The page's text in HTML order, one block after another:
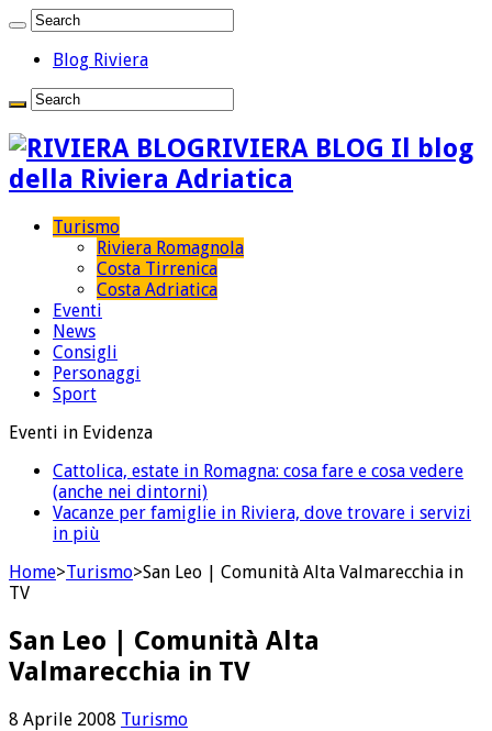
Blog Riviera
RIVIERA BLOG Il blog
della Riviera Adriatica
Turismo
Riviera Romagnola
Costa Tirrenica
Costa Adriatica
Eventi
News
Consigli
Personaggi
Sport
Eventi in Evidenza
Cattolica, estate in Romagna: cosa fare e cosa vedere
(anche nei dintorni)
Vacanze per famiglie in Riviera, dove trovare i servizi
in più
Home>Turismo>San Leo | Comunità Alta Valmarecchia in
TV
San Leo | Comunità Alta
Valmarecchia in TV
8 Aprile 2008 Turismo